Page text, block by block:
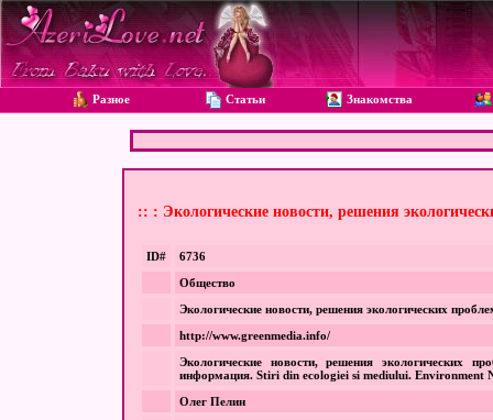
Разное Статьи Знакомства
:: : Экологические новости, pешения
ID#
6736
Общество
Экологические новости, pешения экологических
http://www.greenmedia.info/
Экологические новости, pешения экологических
информация. Stiri din ecologiei si mediului. Environment
Олег Пелин